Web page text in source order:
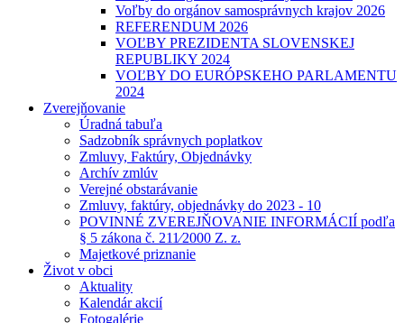
Voľby do orgánov samosprávnych krajov 2026
REFERENDUM 2026
VOĽBY PREZIDENTA SLOVENSKEJ
REPUBLIKY 2024
VOĽBY DO EURÓPSKEHO PARLAMENTU
2024
Zverejňovanie
Úradná tabuľa
Sadzobník správnych poplatkov
Zmluvy, Faktúry, Objednávky
Archív zmlúv
Verejné obstarávanie
Zmluvy, faktúry, objednávky do 2023 - 10
POVINNÉ ZVEREJŇOVANIE INFORMÁCIÍ podľa
§ 5 zákona č. 211⁄2000 Z. z.
Majetkové priznanie
Život v obci
Aktuality
Kalendár akcií
Fotogalérie